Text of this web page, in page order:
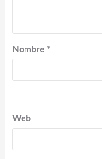
Nombre *
Web